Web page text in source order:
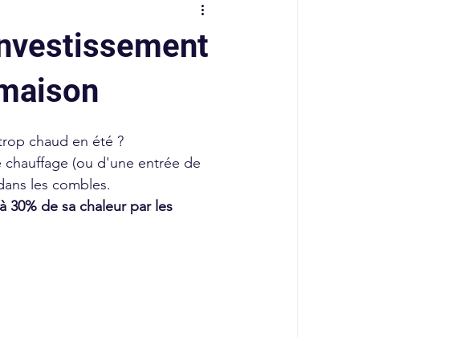
chaud en été ?
(ou d'une entrée de
les combles.
30% de sa chaleur par les